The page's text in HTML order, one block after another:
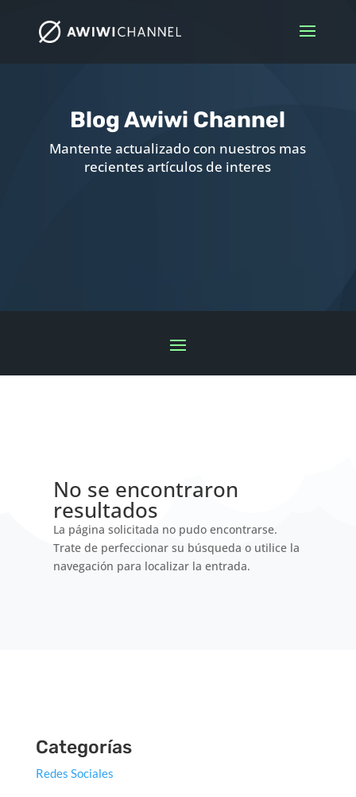
Blog Awiwi Channel
Mantente actualizado con nuestros mas
recientes artículos de interes
No se encontraron
resultados
La página solicitada no pudo encontrarse.
Trate de perfeccionar su búsqueda o utilice la
navegación para localizar la entrada.
Categorías
Redes Sociales